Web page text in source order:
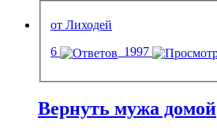
от Лиходей
6
1997
Вернуть мужа домой